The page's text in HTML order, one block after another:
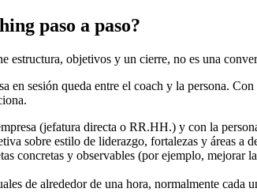
paso a paso?
estructura, objetivos y un cierre, no es una
en sesión queda entre el coach y la persona.
(jefatura directa o RR.HH.) y con la
sobre estilo de liderazgo, fortalezas y áreas a
concretas y observables (por ejemplo, mejorar
de alrededor de una hora, normalmente cada